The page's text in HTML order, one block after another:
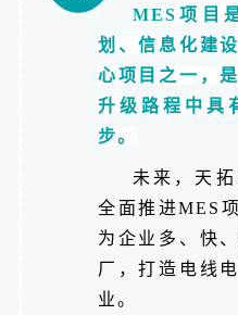
MES项目
划、信息化建
心项目之 一，
升级路程中具
步。
未来，天
全面推进MES
为企业多、快
厂，打造电线
业。